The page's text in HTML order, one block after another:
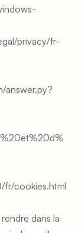
privacy/fr-
answer.py?
fr/cookies.html
dans la